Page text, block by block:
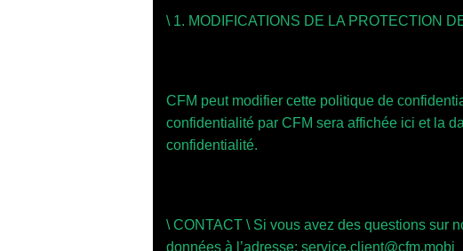
\ 1. MODIFICATIONS DE LA PROTECTION
CFM peut modifier cette politique de
confidentialité par CFM sera affichée ici et la
confidentialité.
\ CONTACT \ Si vous avez des questions sur
données à l’adresse: service.client@cfm.mobi